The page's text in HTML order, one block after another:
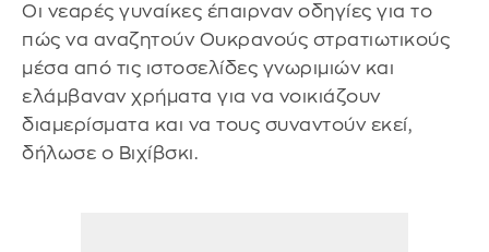
Οι νεαρές γυναίκες έπαιρναν οδηγίες για το
πώς να αναζητούν Ουκρανούς στρατιωτικούς
μέσα από τις ιστοσελίδες γνωριμιών και
ελάμβαναν χρήματα για να νοικιάζουν
διαμερίσματα και να τους συναντούν εκεί,
δήλωσε ο Βιχίβσκι.